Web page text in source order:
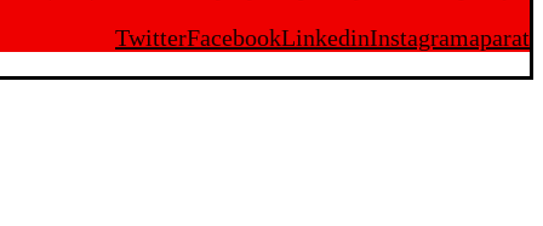
TwitterFacebookLinkedinInstagramaparat